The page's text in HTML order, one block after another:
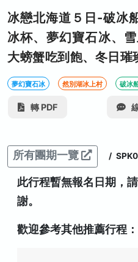
冰戀北海道５日-破冰
冰杯、夢幻寶石冰、
大螃蟹吃到飽、冬日璀
夢幻寶石冰 然別湖冰上村 破冰
轉 PDF
所有團期一覽 /
此行程暫無報名日期，請
謝。
歡迎參考其他推薦行程：